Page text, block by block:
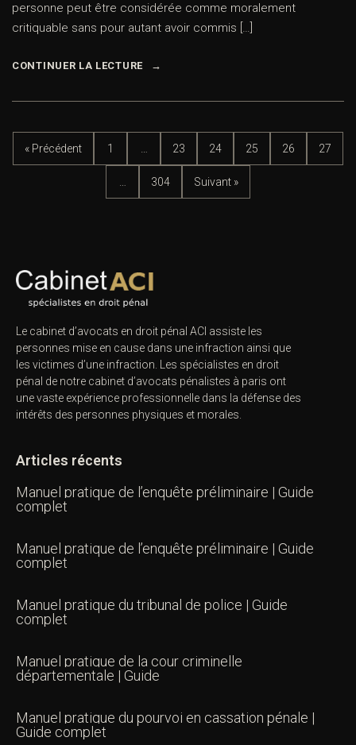
personne peut être considérée comme moralement
critiquable sans pour autant avoir commis […]
CONTINUER LA LECTURE
« Précédent 1 23 24 25 26 27
304 Suivant »
Le cabinet d’avocats en droit pénal ACI assiste les
personnes mise en cause dans une infraction ainsi que
les victimes d’une infraction. Les spécialistes en droit
pénal de notre cabinet d’avocats pénalistes à paris ont
une vaste expérience professionnelle dans la défense des
intérêts des personnes physiques et morales.
Articles récents
Manuel pratique de l’enquête préliminaire | Guide
complet
Manuel pratique de l’enquête préliminaire | Guide
complet
Manuel pratique du tribunal de police | Guide
complet
Manuel pratique de la cour criminelle
départementale | Guide
Manuel pratique du pourvoi en cassation pénale |
Guide complet